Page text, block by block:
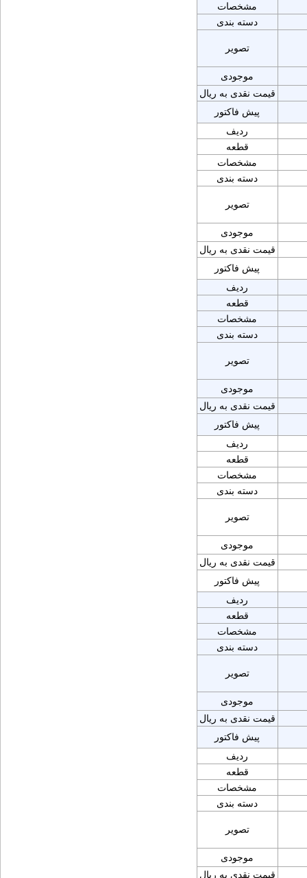
مشخصات
دسته بندی
تصویر
موجودی
قیمت نقدی به ریال
پیش فاکتور
ردیف
قطعه
مشخصات
دسته بندی
تصویر
موجودی
قیمت نقدی به ریال
پیش فاکتور
ردیف
قطعه
مشخصات
دسته بندی
تصویر
موجودی
قیمت نقدی به ریال
پیش فاکتور
ردیف
قطعه
مشخصات
دسته بندی
تصویر
موجودی
قیمت نقدی به ریال
پیش فاکتور
ردیف
قطعه
مشخصات
دسته بندی
تصویر
موجودی
قیمت نقدی به ریال
پیش فاکتور
ردیف
قطعه
مشخصات
دسته بندی
تصویر
موجودی
قیمت نقدی به ریال